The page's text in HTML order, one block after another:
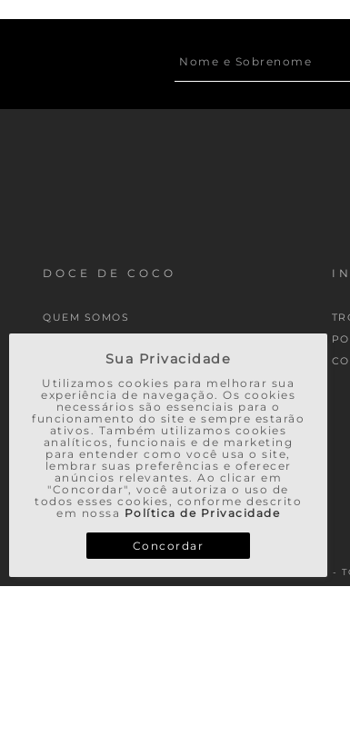
Sua Privacidade
Utilizamos cookies para melhorar sua
experiência de navegação. Os cookies
necessários são essenciais para o
funcionamento do site e sempre estarão
ativos. Também utilizamos cookies
analíticos, funcionais e de marketing
para entender como você usa o site,
lembrar suas preferências e oferecer
anúncios relevantes. Ao clicar em
"Concordar", você autoriza o uso de
todos esses cookies, conforme descrito
em nossa Política de Privacidade
Concordar
DOCE DE COCO
QUEM SOMOS
MEUS PEDIDOS
© 2026 -